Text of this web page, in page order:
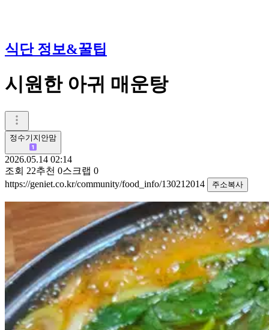
식단 정보&꿀팁
시원한 아귀 매운탕
정수기지안맘
2026.05.14 02:14
조회 22추천 0스크랩 0
https://geniet.co.kr/community/food_info/130212014
주소복사